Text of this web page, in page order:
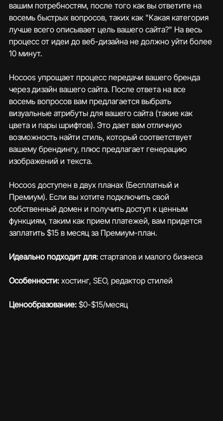
вашим потребностям, после того как вы ответите на
восемь быстрых вопросов, таких как "Какая категория
лучше всего описывает цель вашего сайта?" На весь
процесс от идеи до веб-дизайна не должно уйти более
10 минут.
Hocoos упрощает процесс передачи вашего бренда
через дизайн вашего сайта. После ответа на все
восемь вопросов вам предлагается выбрать
визуальные атрибуты для вашего сайта (такие как
цвета и пары шрифтов). Это дает вам отличную
возможность найти стиль, который соответствует
вашему брендингу, плюс предлагает генерацию
изображений и текста.
Hocoos доступен в двух планах (Бесплатный и
Премиум). Если вы хотите подключить свой
собственный домен и получить доступ к ценным
функциям, таким как прием платежей, вам придется
заплатить $15 в месяц за Премиум-план.
Идеально подходит для: стартапов и малого бизнеса
Особенности: хостинг, SEO, редактор стилей
Ценообразование: $0-$15/месяц